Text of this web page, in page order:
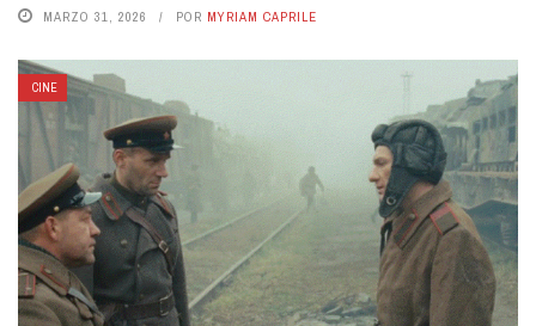
MARZO 31, 2026 POR MYRIAM CAPRILE
CINE